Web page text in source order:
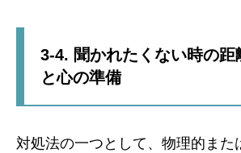
3-4. 聞かれたくない時の距
と心の準備
対処法の一つとして、物理的また